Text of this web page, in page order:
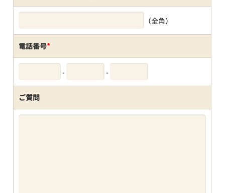
（全角）
電話番号*
- -
ご質問